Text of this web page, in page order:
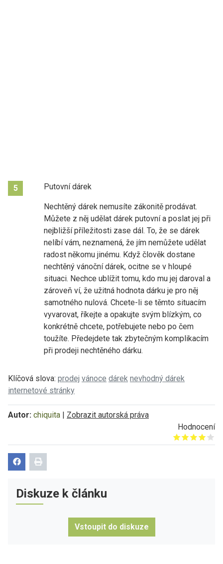
5 Putovní dárek
Nechtěný dárek nemusíte zákonitě prodávat.
Můžete z něj udělat dárek putovní a poslat jej při
nejbližší příležitosti zase dál. To, že se dárek
nelíbí vám, neznamená, že jím nemůžete udělat
radost někomu jinému. Když člověk dostane
nechtěný vánoční dárek, ocitne se v hloupé
situaci. Nechce ublížit tomu, kdo mu jej daroval a
zároveň ví, že užitná hodnota dárku je pro něj
samotného nulová. Chcete-li se těmto situacím
vyvarovat, říkejte a opakujte svým blízkým, co
konkrétně chcete, potřebujete nebo po čem
toužíte. Předejdete tak zbytečným komplikacím
při prodeji nechtěného dárku.
Klíčová slova: prodej vánoce dárek nevhodný dárek
internetové stránky
Autor: chiquita | Zobrazit autorská práva
Hodnocení
Give it 1/5
Give it 2/5
Give it 3/5
Give it 4/5
Give it 5/5
Diskuze k článku
Vstoupit do diskuze